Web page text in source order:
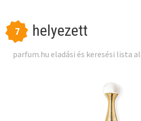
7 helyezett
parfum.hu eladási és keresési lista